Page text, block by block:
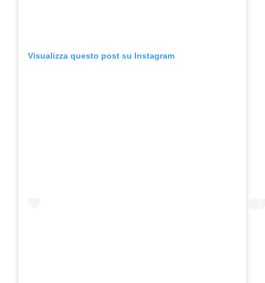
Visualizza questo post su Instagram